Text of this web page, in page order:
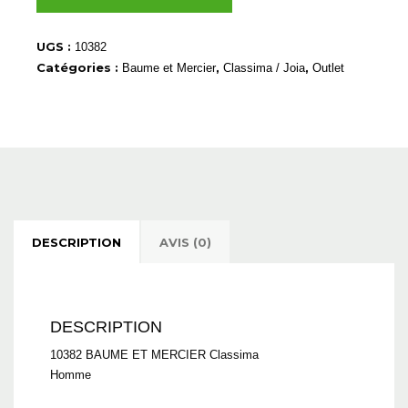
10382
UGS : 10382
Catégories : Baume et Mercier, Classima / Joia, Outlet
DESCRIPTION AVIS (0)
DESCRIPTION
10382 BAUME ET MERCIER Classima
Homme